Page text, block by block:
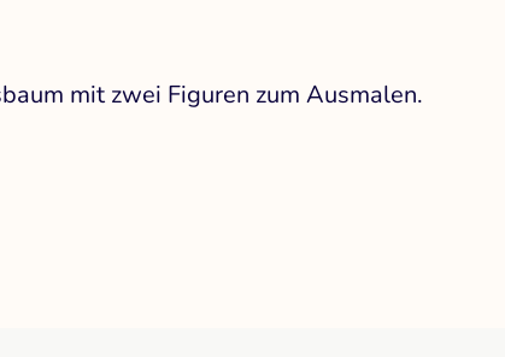
mit zwei Figuren zum Ausmalen.